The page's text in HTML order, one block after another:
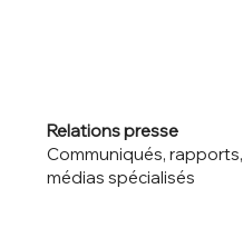
Relations presse
Communiqués, rapports,
médias spécialisés